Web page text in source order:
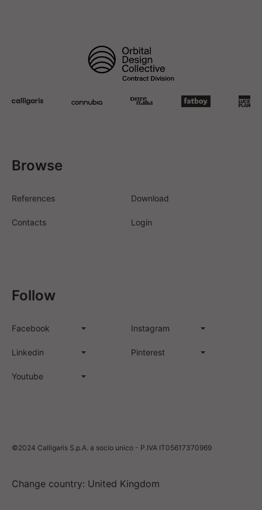
Browse
References Download
Contacts Login
Follow
Facebook Instagram
Linkedin Pinterest
Youtube
©2024 Calligaris S.p.A. a socio unico - P.IVA IT05617370969
Change country: United Kingdom